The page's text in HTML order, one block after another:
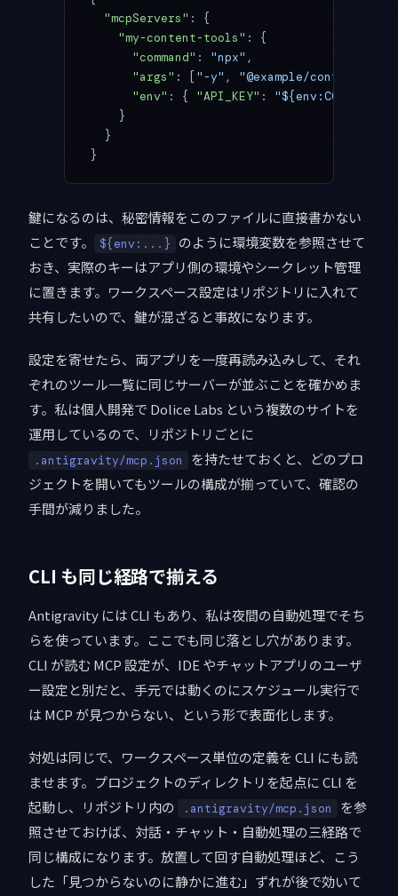
  "mcpServers"
: {
    "my-content-tools"
: {
      "command"
: "npx" ,
      "args"
: [ "-y" , "@example/content-mcp"
      "env"
: { "API_KEY" :
    }
  }
}
鍵になるのは、秘密情報をこのファイルに直接書かない
ことです。
${env:...}
のように環境変数を参照させて
おき、実際のキーはアプリ側の環境やシークレット管理
に置きます。ワークスペース設定はリポジトリに入れて
共有したいので、鍵が混ざると事故になります。
設定を寄せたら、両アプリを一度再読み込みして、それ
ぞれのツール一覧に同じサーバーが並ぶことを確かめま
す。私は個人開発で Dolice Labs という複数のサイトを
運用しているので、リポジトリごとに
.antigravity/mcp.json
を持たせておくと、どのプロ
ジェクトを開いてもツールの構成が揃っていて、確認の
手間が減りました。
CLI も同じ経路で揃える
Antigravity には CLI もあり、私は夜間の自動処理でそち
らを使っています。ここでも同じ落とし穴があります。
CLI が読む MCP 設定が、IDE やチャットアプリのユーザ
ー設定と別だと、手元では動くのにスケジュール実行で
は MCP が見つからない、という形で表面化します。
対処は同じで、ワークスペース単位の定義を CLI にも読
ませます。プロジェクトのディレクトリを起点に CLI を
起動し、リポジトリ内の
.antigravity/mcp.json
を参
照させておけば、対話・チャット・自動処理の三経路で
同じ構成になります。放置して回す自動処理ほど、こう
した「見つからないのに静かに進む」ずれが後で効いて